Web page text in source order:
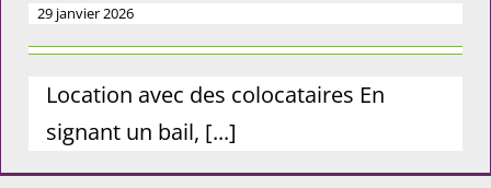
29 janvier 2026
Location avec des colocataires En
signant un bail, [...]